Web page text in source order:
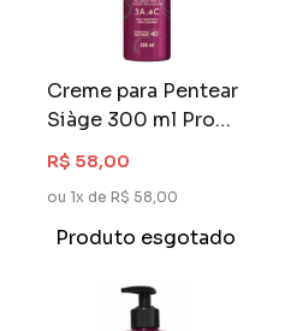
Creme para Pentear
Siàge 300 ml Pro
Cronology Volume
R$ 58,00
ou 1x de R$ 58,00
Produto esgotado